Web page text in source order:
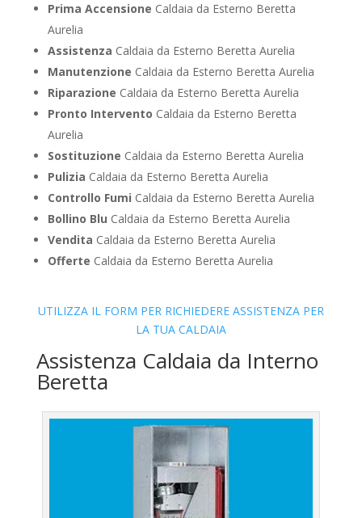
Prima Accensione Caldaia da Esterno Beretta
Aurelia
Assistenza Caldaia da Esterno Beretta Aurelia
Manutenzione Caldaia da Esterno Beretta Aurelia
Riparazione Caldaia da Esterno Beretta Aurelia
Pronto Intervento Caldaia da Esterno Beretta
Aurelia
Sostituzione Caldaia da Esterno Beretta Aurelia
Pulizia Caldaia da Esterno Beretta Aurelia
Controllo Fumi Caldaia da Esterno Beretta Aurelia
Bollino Blu Caldaia da Esterno Beretta Aurelia
Vendita Caldaia da Esterno Beretta Aurelia
Offerte Caldaia da Esterno Beretta Aurelia
UTILIZZA IL FORM PER RICHIEDERE ASSISTENZA PER
LA TUA CALDAIA
Assistenza Caldaia da Interno
Beretta